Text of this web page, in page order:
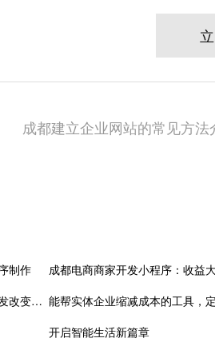
成都建立企业网站的常见方法
制作
成都电商商家开发小程序：收益
快速报修，实时跟踪：成都物业小程序开发改变传统服务模式 能帮实体企业缩减成本的工具，
开启智能生活新篇章